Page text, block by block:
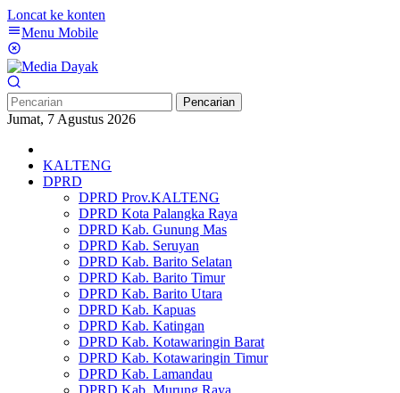
Loncat ke konten
Menu Mobile
Pencarian
Jumat, 7 Agustus 2026
KALTENG
DPRD
DPRD Prov.KALTENG
DPRD Kota Palangka Raya
DPRD Kab. Gunung Mas
DPRD Kab. Seruyan
DPRD Kab. Barito Selatan
DPRD Kab. Barito Timur
DPRD Kab. Barito Utara
DPRD Kab. Kapuas
DPRD Kab. Katingan
DPRD Kab. Kotawaringin Barat
DPRD Kab. Kotawaringin Timur
DPRD Kab. Lamandau
DPRD Kab. Murung Raya